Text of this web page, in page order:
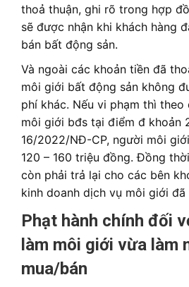
thoả thuận, ghi rõ trong hợp
sẽ được nhận khi khách hàng
bán bất động sản.
Và ngoài các khoản tiền đã
môi giới bất động sản không
phí khác. Nếu vi phạm thì
môi giới bđs tại điểm đ khoản
16/2022/NĐ-CP, người môi
120 – 160 triệu đồng. Đồng
còn phải trả lại cho các bên
kinh doanh dịch vụ môi giới
Phạt hành chính đối
làm môi giới vừa làm
mua/bán